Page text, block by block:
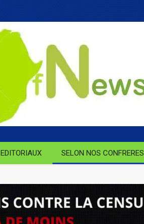
EDITORIAUX SELON NOS CONFRERES